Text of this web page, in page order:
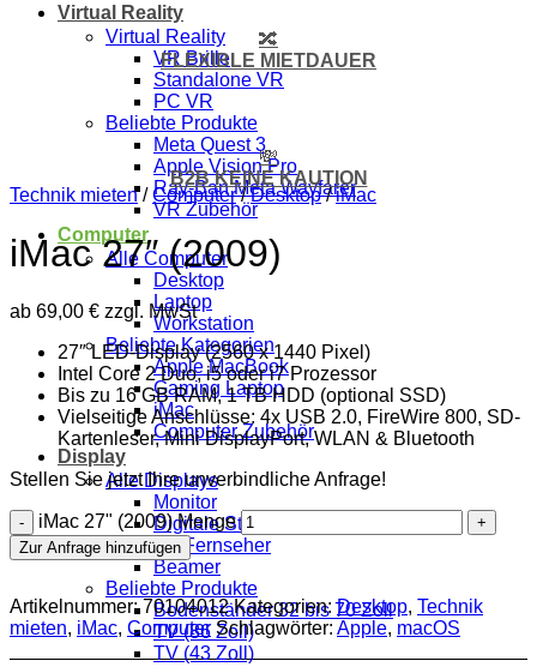
Virtual Reality
Virtual Reality
VR Brille
Standalone VR
PC VR
Beliebte Produkte
Meta Quest 3
Apple Vision Pro
Ray-Ban Meta Wayfarer
VR Zubehör
Computer
Alle Computer
Desktop
Laptop
Workstation
Beliebte Kategorien
Apple MacBook
Gaming Laptop
iMac
Computer Zubehör
Display
Alle Displays
Monitor
Digitale Stele
TV Fernseher
Beamer
Beliebte Produkte
Bodenständer 32 bis 70 Zoll
TV (86 Zoll)
TV (43 Zoll)
🔀
FLEXIBLE MIETDAUER
💸
B2B KEINE KAUTION
Technik mieten / Computer / Desktop / iMac
iMac 27″ (2009)
ab 69,00 € zzgl. MwSt
27″ LED-Display (2560 x 1440 Pixel)
Intel Core 2 Duo, i5 oder i7 Prozessor
Bis zu 16 GB RAM, 1 TB HDD (optional SSD)
Vielseitige Anschlüsse: 4x USB 2.0, FireWire 800, SD-
Kartenleser, Mini DisplayPort, WLAN & Bluetooth
Stellen Sie jetzt Ihre unverbindliche Anfrage!
iMac 27" (2009) Menge
Zur Anfrage hinzufügen
Artikelnummer:70104012 Kategorien:Desktop, Technik
mieten, iMac, Computer Schlagwörter: Apple, macOS